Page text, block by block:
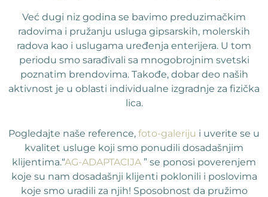
Već dugi niz godina se bavimo preduzimačkim
radovima i pružanju usluga gipsarskih, molerskih
radova kao i uslugama uređenja enterijera. U tom
periodu smo sarađivali sa mnogobrojnim svetski
poznatim brendovima. Takođe, dobar deo naših
aktivnost je u oblasti individualne izgradnje za fizička
lica.
Pogledajte naše reference, foto-galeriju i uverite se u
kvalitet usluge koji smo ponudili dosadašnjim
klijentima.“AG-ADAPTACIJA ” se ponosi poverenjem
koje su nam dosadašnji klijenti poklonili i poslovima
koje smo uradili za njih! Sposobnost da pružimo